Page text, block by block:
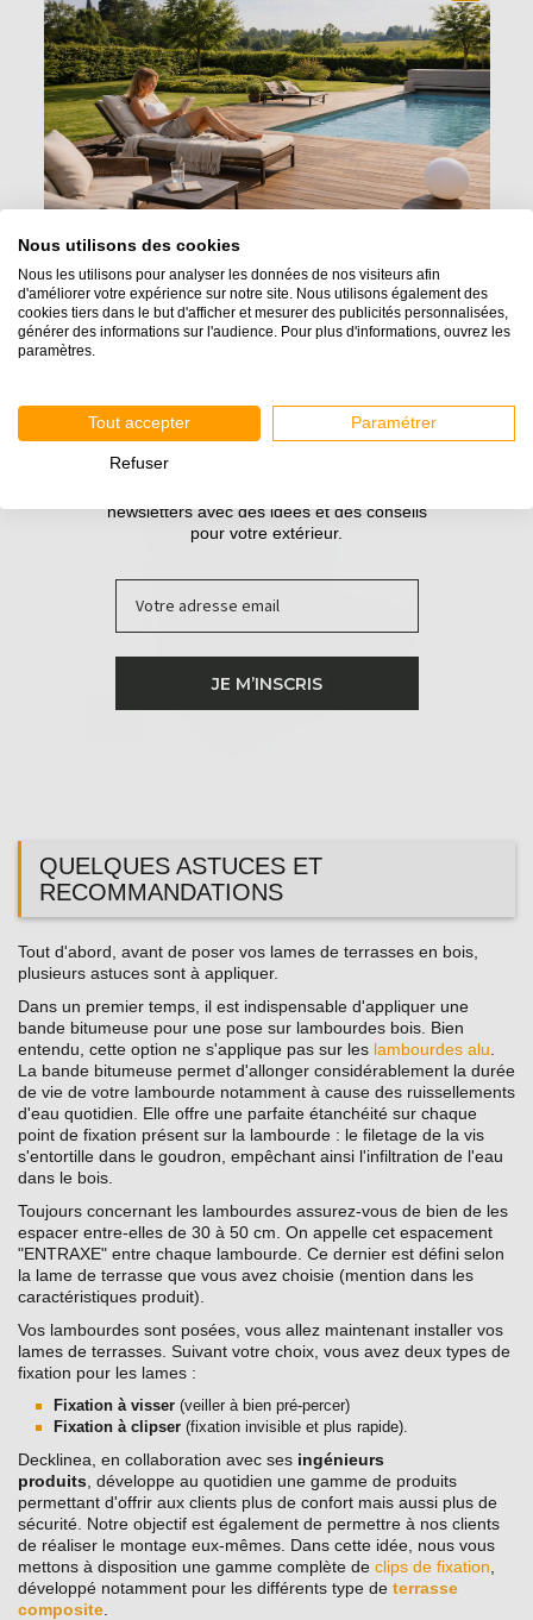
Option 3– Dans le cas où votre sol serait
non stabilisée (construction inférieure à 2 ans), du remblai
terrain en pente avec une forte pente présentant des irrégularités
de surface avec une hauteur de soubassement comprise
entre25 > H > 100 cm: alors, la pose préconisée est unePOSE
SUR VIS DE FONDATION avec un lambourdage croisé.
bois sur vis de fondation
QUELQUES ASTUCES ET
RECOMMANDATIONS
Tout d'abord, avant de poser vos lames de terrasses en bois,
plusieurs astuces sont à appliquer.
Dans un premier temps, il est indispensable d'appliquer une
bande bitumeuse pour une pose sur lambourdes bois. Bien
entendu, cette option ne s'applique pas sur les lambourdes alu
La bande bitumeuse permet d'allonger considérablement la durée
de vie de votre lambourde notamment à cause des ruissellements
d'eau quotidien. Elle offre une parfaite étanchéité sur chaque
point de fixation présent sur la lambourde : le filetage de la vis
s'entortille dans le goudron, empêchant ainsi l'infiltration de l'eau
dans le bois.
Toujours concernant les lambourdes assurez-vous de bien de les
espacer entre-elles de 30 à 50 cm. On appelle cet espacement
"ENTRAXE" entre chaque lambourde. Ce dernier est défini selon
la lame de terrasse que vous avez choisie (mention dans les
caractéristiques produit).
Vos lambourdes sont posées, vous allez maintenant installer vos
lames de terrasses. Suivant votre choix, vous avez deux types de
fixation pour les lames :
Fixation à visser (veiller à bien pré-percer)
Fixation à clipser (fixation invisible et plus rapide).
Decklinea, en collaboration avec ses ingénieurs
produits , développe au quotidien une gamme de produits
permettant d'offrir aux clients plus de confort mais aussi plus de
sécurité. Notre objectif est également de permettre à nos clients
de réaliser le montage eux-mêmes. Dans cette idée, nous vous
mettons à disposition une gamme complète de clips de fixation
développé notamment pour les différents type de terrasse
composite
Nous utilisons des cookies
Nous les utilisons pour analyser les données de nos visiteurs afin
d'améliorer votre expérience sur notre site. Nous utilisons également des
cookies tiers dans le but d'afficher et mesurer des publicités personnalisées,
générer des informations sur l'audience. Pour plus d'informations, ouvrez les
paramètres.
Tout accepter Paramétrer
Refuser
newsletters avec des idées et des conseils
pour votre extérieur.
JE M’INSCRIS